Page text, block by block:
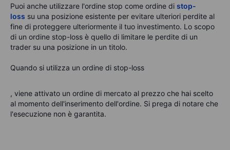
Puoi anche utilizzare l'ordine stop come ordine di stop-
loss su una posizione esistente per evitare ulteriori perdite al
fine di proteggere ulteriormente il tuo investimento. Lo scopo
di un ordine stop-loss è quello di limitare le perdite di un
trader su una posizione in un titolo.
Quando si utilizza un ordine di stop-loss
, viene attivato un ordine di mercato al prezzo che hai scelto
al momento dell'inserimento dell'ordine. Si prega di notare che
l'esecuzione non è garantita.